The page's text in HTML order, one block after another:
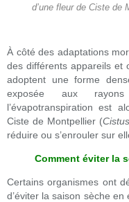
d’une fleur de Ciste de
À côté des adaptations
des différents appareils et
adoptent une forme
exposée aux
l’évapotranspiration est
Ciste de Montpellier (
réduire ou s’enrouler sur
Comment éviter la
Certains organismes ont
d’éviter la saison sèche